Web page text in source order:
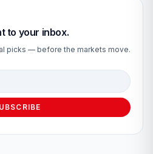
to your inbox.
picks — before the markets move.